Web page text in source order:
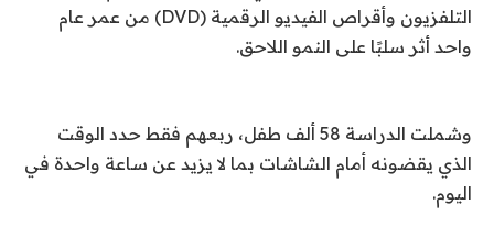
التلفزيون وأقراص الفيديو الرقمية (DVD) من عمر عام
واحد أثر سلبًا على النمو اللاحق.
وشملت الدراسة 58 ألف طفل، ربعهم فقط حدد الوقت
الذي يقضونه أمام الشاشات بما لا يزيد عن ساعة واحدة في
اليوم.